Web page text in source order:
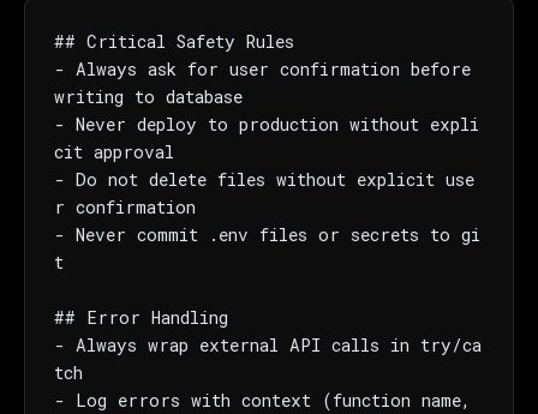
## Critical Safety Rules
- Always ask for user confirmation before
writing to database
- Never deploy to production without expli
cit approval
- Do not delete files without explicit use
r confirmation
- Never commit .env files or secrets to gi
t
## Error Handling
- Always wrap external API calls in try/ca
tch
- Log errors with context (function name,